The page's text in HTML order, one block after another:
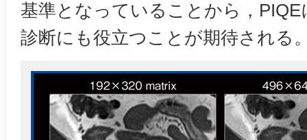
基準となっていることから，
診断にも役立つことが期待される